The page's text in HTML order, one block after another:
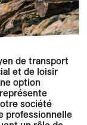
de transport
et de loisir
option
société
professionnelle